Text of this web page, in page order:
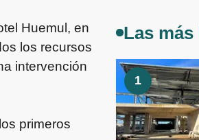
Huemul, en
los recursos
intervención
primeros
Las más
1